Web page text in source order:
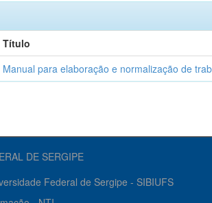
Título
Manual para elaboração e normalização de
DE SERGIPE
Federal de Sergipe - SIBIUFS